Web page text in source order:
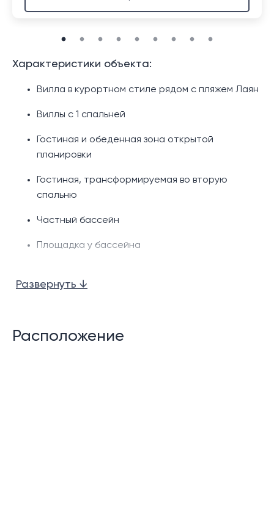
Характеристики объекта:
Вилла в курортном стиле рядом с пляжем Лаян
Виллы с 1 спальней
Гостиная и обеденная зона открытой
планировки
Гостиная, трансформируемая во вторую
спальню
Частный бассейн
Площадка у бассейна
Развернуть ↓
Расположение